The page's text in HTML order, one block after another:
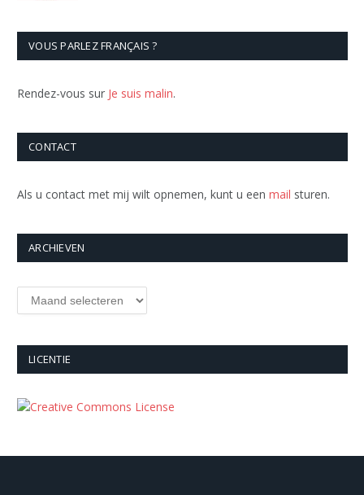
VOUS PARLEZ FRANÇAIS ?
Rendez-vous sur Je suis malin.
CONTACT
Als u contact met mij wilt opnemen, kunt u een mail sturen.
ARCHIEVEN
Archieven
LICENTIE